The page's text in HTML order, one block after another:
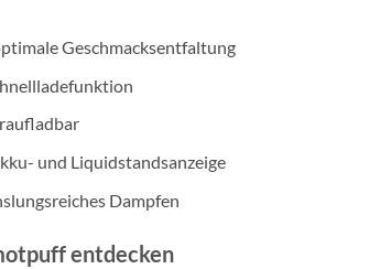
Geschmacksentfaltung
und Liquidstandsanzeige
Dampfen
entdecken